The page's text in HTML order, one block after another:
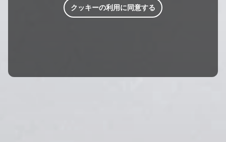
クッキーの利用に同意する